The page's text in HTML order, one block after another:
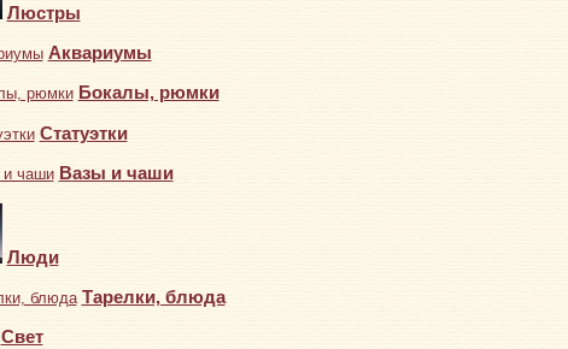
Люстры
Аквариумы
Бокалы, рюмки
Статуэтки
Вазы и чаши
Люди
Тарелки, блюда
Свет